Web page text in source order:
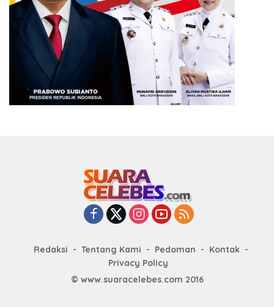
Redaksi Tentang Kami Pedoman
Kontak
Privacy Policy
© www.suaracelebes.com 2016